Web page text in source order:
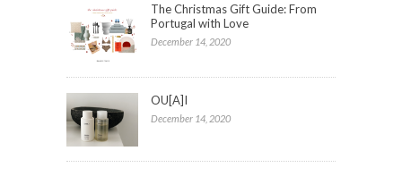
The Christmas Gift Guide: From
Portugal with Love
December 14, 2020
OU[A]I
December 14, 2020